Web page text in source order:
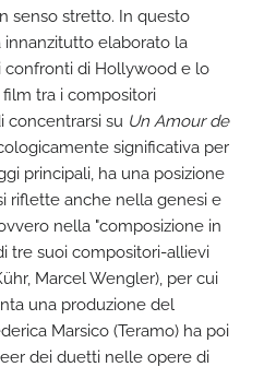
senso stretto. In questo
elaborato la
confronti di Hollywood e lo
tra i compositori
concentrarsi su Un Amour de
significativa per
principali, ha una posizione
riflette anche nella genesi e
nella "composizione in
tre suoi compositori-allievi
Marcel Wengler), per cui
una produzione del
Marsico (Teramo) ha poi
dei duetti nelle opere di